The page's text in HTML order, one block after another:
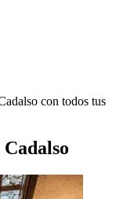
con todos tus